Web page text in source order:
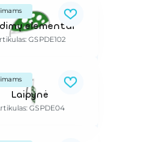
elementai
GSPDE102
Laipynė
GSPDE04